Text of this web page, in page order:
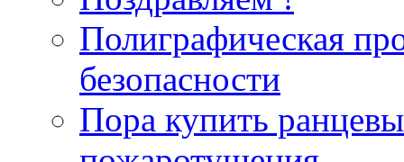
Полиграфическая
безопасности
Пора купить